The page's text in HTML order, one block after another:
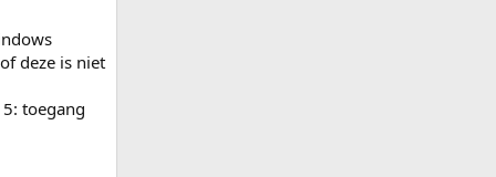
deze is niet
toegang